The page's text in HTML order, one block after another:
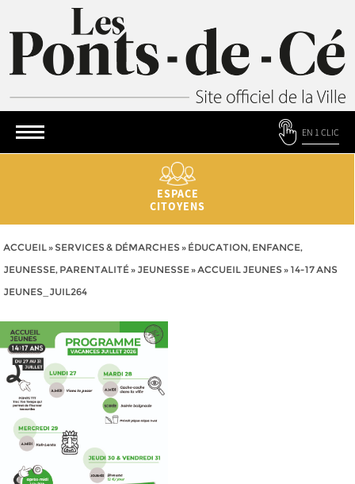
EN 1 CLIC
ESPACE
CITOYENS
ACCUEIL» SERVICES & DÉMARCHES» ÉDUCATION, ENFANCE,
JEUNESSE, PARENTALITÉ» JEUNESSE»ACCUEIL JEUNES» 14-17 ANS
JEUNES_JUIL264